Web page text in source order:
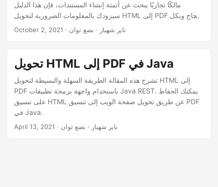
مالكًا تجاريًا يبحث عن أتمتة إنشاء المستندات، فإن هذا الدليل
سيزودك بالمعلومات الضرورية لتحويل HTML إلى PDF بنجاح وبكل
سهولة. أطلق العنان لإمكانات تحويل محتوى الويب الخاص بك إلى
October 2, 2021 · ناير شهباز · بضع ثوان
تحويل HTML إلى PDF في Java
تشرح هذه المقالة الطريقة السهلة والبسيطة لتحويل HTML إلى
PDF باستخدام واجهة برمجة تطبيقات Java REST. يمكنك الحفاظ
على تنسيق HTML عن طريق تحويل صفحة الويب إلى تنسيق PDF
في Java.
April 13, 2021 · ناير شهباز · بضع ثوان